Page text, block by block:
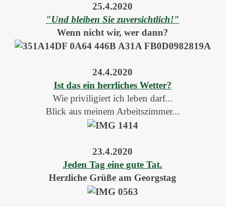
25.4.2020
"Und bleiben Sie zuversichtlich!"
Wenn nicht wir, wer dann?
24.4.2020
Ist das ein herrliches Wetter?
Wie priviligiert ich leben darf...
Blick aus meinem Arbeitszimmer...
23.4.2020
Jeden Tag eine gute Tat.
Herzliche Grüße am Georgstag